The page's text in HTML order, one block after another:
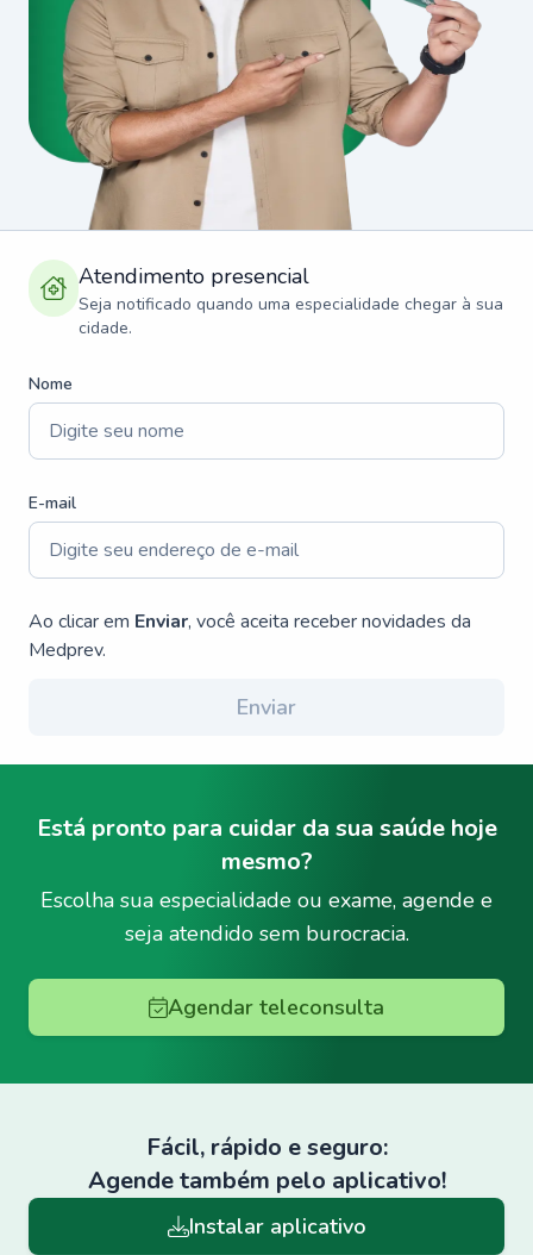
Atendimento presencial
Seja notificado quando uma especialidade chegar à sua
cidade.
Nome
E-mail
Ao clicar em Enviar, você aceita receber novidades da
Medprev.
Enviar
Está pronto para cuidar da sua saúde hoje
mesmo?
Escolha sua especialidade ou exame, agende e
seja atendido sem burocracia.
Agendar teleconsulta
Fácil, rápido e seguro:
Agende também pelo aplicativo!
Instalar aplicativo